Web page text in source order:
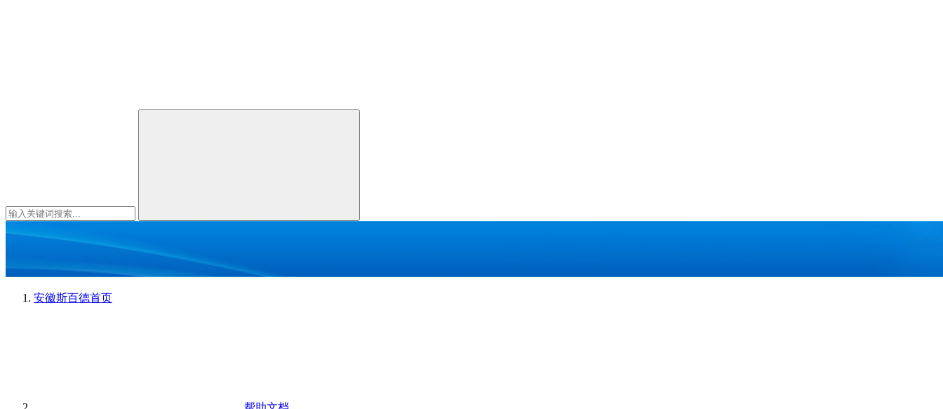
安徽斯百德首页